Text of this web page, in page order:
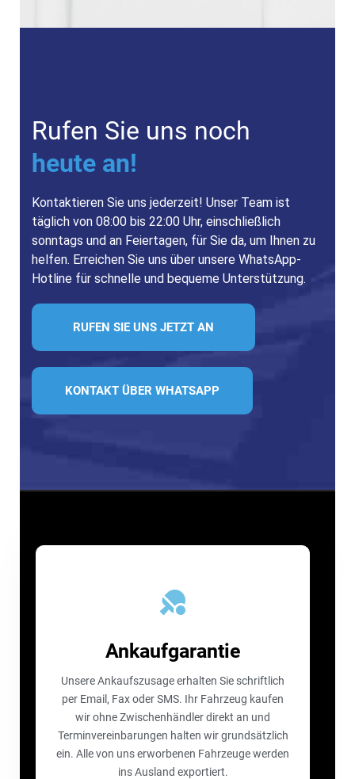
Rufen Sie uns noch
heute an!
Kontaktieren Sie uns jederzeit! Unser Team ist
täglich von 08:00 bis 22:00 Uhr, einschließlich
sonntags und an Feiertagen, für Sie da, um Ihnen zu
helfen. Erreichen Sie uns über unsere WhatsApp-
Hotline für schnelle und bequeme Unterstützung.
RUFEN SIE UNS JETZT AN
KONTAKT ÜBER WHATSAPP
Ankaufgarantie
Unsere Ankaufszusage erhalten Sie schriftlich
per Email, Fax oder SMS. Ihr Fahrzeug kaufen
wir ohne Zwischenhändler direkt an und
Terminvereinbarungen halten wir grundsätzlich
ein. Alle von uns erworbenen Fahrzeuge werden
ins Ausland exportiert.